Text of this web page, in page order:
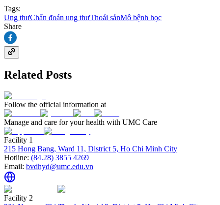
Tags:
Ung thưChẩn đoán ung thưThoái sảnMô bệnh học
Share
Related Posts
Follow the official information at
Manage and care for your health with UMC Care
Facility 1
215 Hong Bang, Ward 11, District 5, Ho Chi Minh City
Hotline: (84.28) 3855 4269
Email: bvdhyd@umc.edu.vn
Facility 2